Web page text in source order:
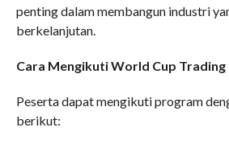
penting dalam membangun industri
berkelanjutan.
Cara Mengikuti World Cup Trading
Peserta dapat mengikuti program
berikut: